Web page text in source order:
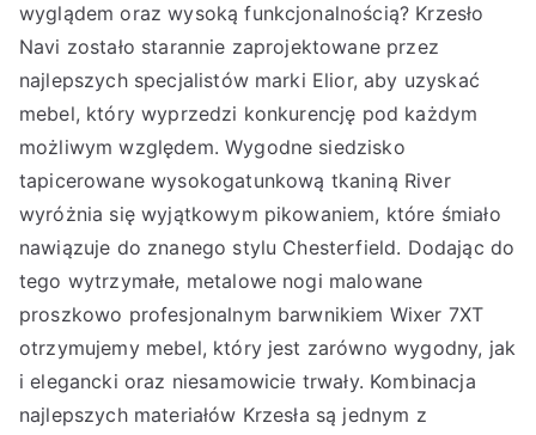
wyglądem oraz wysoką funkcjonalnością? Krzesło
Navi zostało starannie zaprojektowane przez
najlepszych specjalistów marki Elior, aby uzyskać
mebel, który wyprzedzi konkurencję pod każdym
możliwym względem. Wygodne siedzisko
tapicerowane wysokogatunkową tkaniną River
wyróżnia się wyjątkowym pikowaniem, które śmiało
nawiązuje do znanego stylu Chesterfield. Dodając do
tego wytrzymałe, metalowe nogi malowane
proszkowo profesjonalnym barwnikiem Wixer 7XT
otrzymujemy mebel, który jest zarówno wygodny, jak
i elegancki oraz niesamowicie trwały. Kombinacja
najlepszych materiałów Krzesła są jednym z